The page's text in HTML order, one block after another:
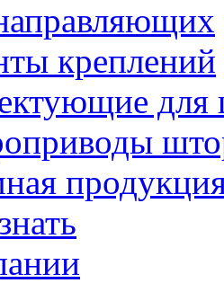
креплений
для